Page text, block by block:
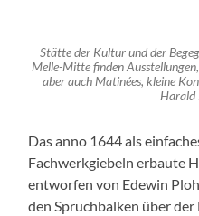
Stätte der Kultur und der
Melle-Mitte finden
aber auch Matinées, kleine
Harald
Das anno 1644 als
Fachwerkgiebeln erbaute
entworfen von Edewin
den Spruchbalken über